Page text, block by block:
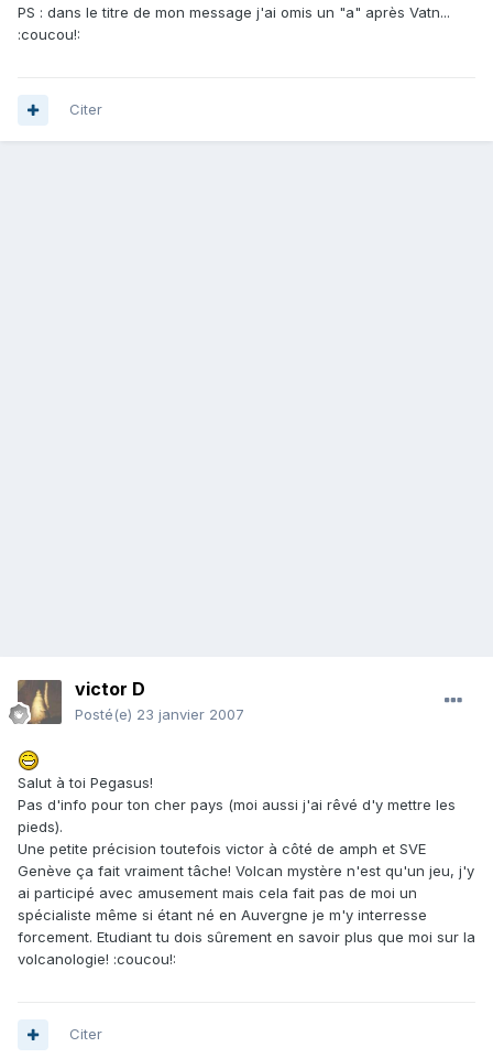
PS : dans le titre de mon message j'ai omis un "a" après Vatn...
:coucou!:
Citer
victor D
Posté(e) 23 janvier 2007
Salut à toi Pegasus!
Pas d'info pour ton cher pays (moi aussi j'ai rêvé d'y mettre les
pieds).
Une petite précision toutefois victor à côté de amph et SVE
Genève ça fait vraiment tâche! Volcan mystère n'est qu'un jeu, j'y
ai participé avec amusement mais cela fait pas de moi un
spécialiste même si étant né en Auvergne je m'y interresse
forcement. Etudiant tu dois sûrement en savoir plus que moi sur la
volcanologie! :coucou!:
Citer